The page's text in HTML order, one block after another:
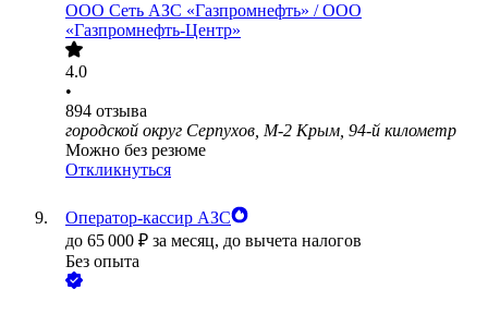
ООО Сеть АЗС «Газпромнефть» / ООО
«Газпромнефть-Центр»
4.0
•
894 отзыва
городской округ Серпухов, М-2 Крым, 94-й километр
Можно без резюме
Откликнуться
Оператор-кассир АЗС
до 65 000 ₽ за месяц, до вычета налогов
Без опыта